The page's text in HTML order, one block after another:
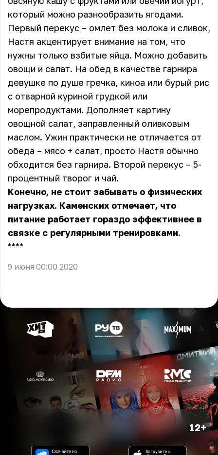
который можно разнообразить ягодами.
Первый перекус – омлет без молока и сливок,
Настя акцентирует внимание на том, что
нужны только взбитые яйца. Можно добавить
овощи и салат. На обед в качестве гарнира
девушке по душе гречка, киноа или бурый рис
с отварной куриной грудкой или
морепродуктами. Дополняет картину
овощной салат, заправленный оливковым
маслом. Ужин практически не отличается от
обеда – мясо + салат, просто Настя обычно
обходится без гарнира. Второй перекус – 5-
процентный творог и чай.
Конечно, не стоит забывать о физических
нагрузках. Каменских отмечает, что
питание работает гораздо эффективнее в
связке с регулярными тренировками.
** **
9 июня 00:00 2020
12+